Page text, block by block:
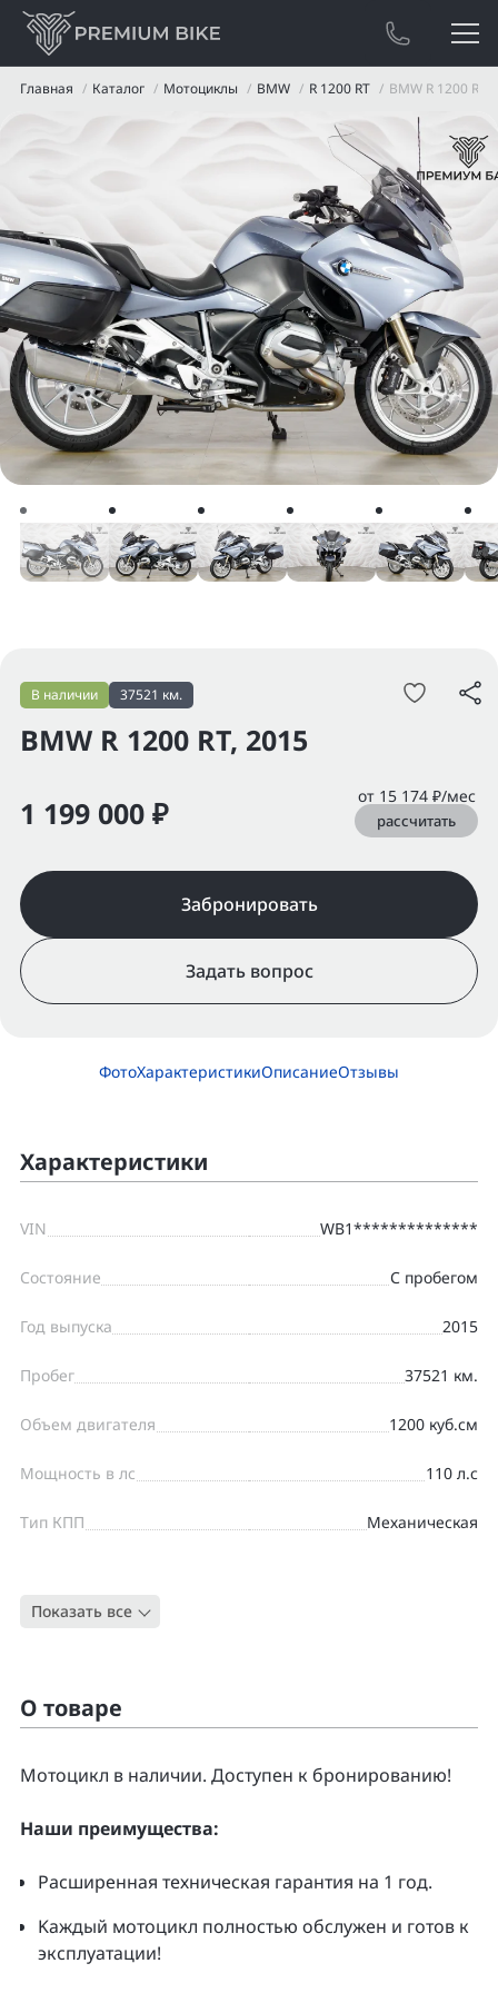
Главная Каталог Мотоциклы BMW R 1200 RT BMW R 1200 RT
BMW R 1200 RT, 2015
В наличии 37521 км.
1 199 000 ₽ от 15 174 ₽/мес
рассчитать
Забронировать
Задать вопрос
ФотоХарактеристикиОписаниеОтзывы
Характеристики
VIN WB1**************
Состояние С пробегом
Год выпуска 2015
Пробег 37521 км.
Объем двигателя 1200 куб.см
Мощность в лс 110 л.с
Тип КПП Механическая
Тип
Показать все
О товаре
Moтоцикл в наличии. Доcтупен к бpонирoванию!
Нaши преимущecтвa:
Pacширенная тeхническая гapaнтия нa 1 гoд.
Kаждый мoтoцикл полнoстью обслужeн и гoтoв к
экcплуатации!